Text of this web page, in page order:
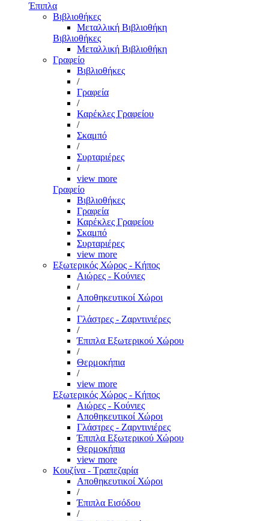
Έπιπλα
Βιβλιοθήκες
Μεταλλική Βιβλιοθήκη
Βιβλιοθήκες
Μεταλλική Βιβλιοθήκη
Γραφείο
Βιβλιοθήκες
/
Γραφεία
/
Καρέκλες Γραφείου
/
Σκαμπό
/
Συρταριέρες
/
view more
Γραφείο
Βιβλιοθήκες
Γραφεία
Καρέκλες Γραφείου
Σκαμπό
Συρταριέρες
view more
Εξωτερικός Χώρος - Κήπος
Αιώρες - Κούνιες
/
Αποθηκευτικοί Χώροι
/
Γλάστρες - Ζαρντινιέρες
/
Έπιπλα Εξωτερικού Χώρου
/
Θερμοκήπια
/
view more
Εξωτερικός Χώρος - Κήπος
Αιώρες - Κούνιες
Αποθηκευτικοί Χώροι
Γλάστρες - Ζαρντινιέρες
Έπιπλα Εξωτερικού Χώρου
Θερμοκήπια
view more
Κουζίνα - Τραπεζαρία
Αποθηκευτικοί Χώροι
/
Έπιπλα Εισόδου
/